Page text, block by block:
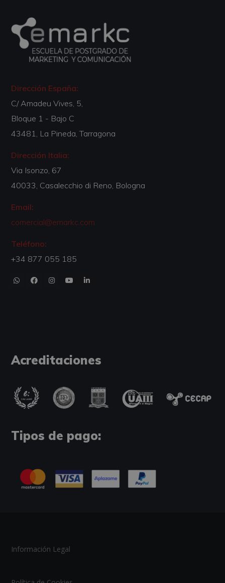
Dirección España:
C/ Amadeu Vives, 5,
Bloque 1 - Bajo C
43481, La Pineda, Tarragona
Dirección Italia:
Via Isonzo, 67
40033, Casalecchio di Reno, Bologna
Email:
comercial@emarkc.com
Teléfono:
+34 877 055 185
Acreditaciones
Tipos de pago:
Información Legal